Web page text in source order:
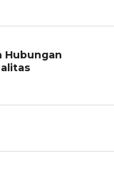
Hubungan